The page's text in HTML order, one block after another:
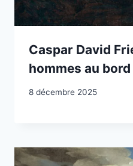
Caspar David
hommes au
8 décembre 2025